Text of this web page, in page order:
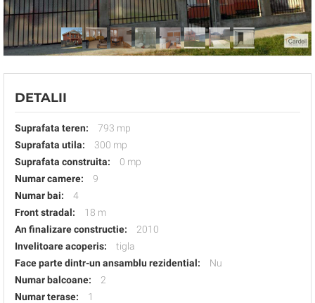
DETALII
Suprafata teren:
793 mp
Suprafata utila:
300 mp
Suprafata construita:
0 mp
Numar camere:
9
Numar bai:
4
Front stradal:
18 m
An finalizare constructie:
2010
Invelitoare acoperis:
tigla
Face parte dintr-un ansamblu rezidential:
Nu
Numar balcoane:
2
Numar terase:
1